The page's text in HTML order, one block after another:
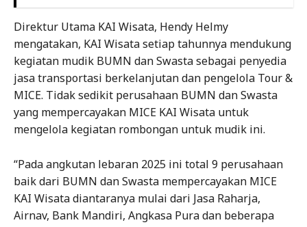
Direktur Utama KAI Wisata, Hendy Helmy
mengatakan, KAI Wisata setiap tahunnya mendukung
kegiatan mudik BUMN dan Swasta sebagai penyedia
jasa transportasi berkelanjutan dan pengelola Tour &
MICE. Tidak sedikit perusahaan BUMN dan Swasta
yang mempercayakan MICE KAI Wisata untuk
mengelola kegiatan rombongan untuk mudik ini.
“Pada angkutan lebaran 2025 ini total 9 perusahaan
baik dari BUMN dan Swasta mempercayakan MICE
KAI Wisata diantaranya mulai dari Jasa Raharja,
Airnav, Bank Mandiri, Angkasa Pura dan beberapa